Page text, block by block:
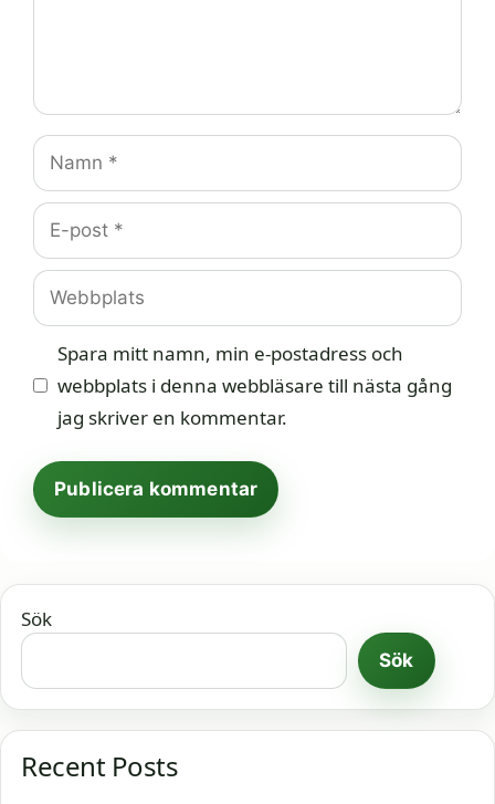
Namn
E-
post
Webbplats
Spara mitt namn, min e-postadress och
webbplats i denna webbläsare till nästa gång
jag skriver en kommentar.
Sök
Sök
Recent Posts